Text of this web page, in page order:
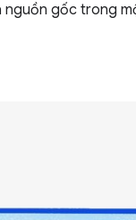
gốc trong